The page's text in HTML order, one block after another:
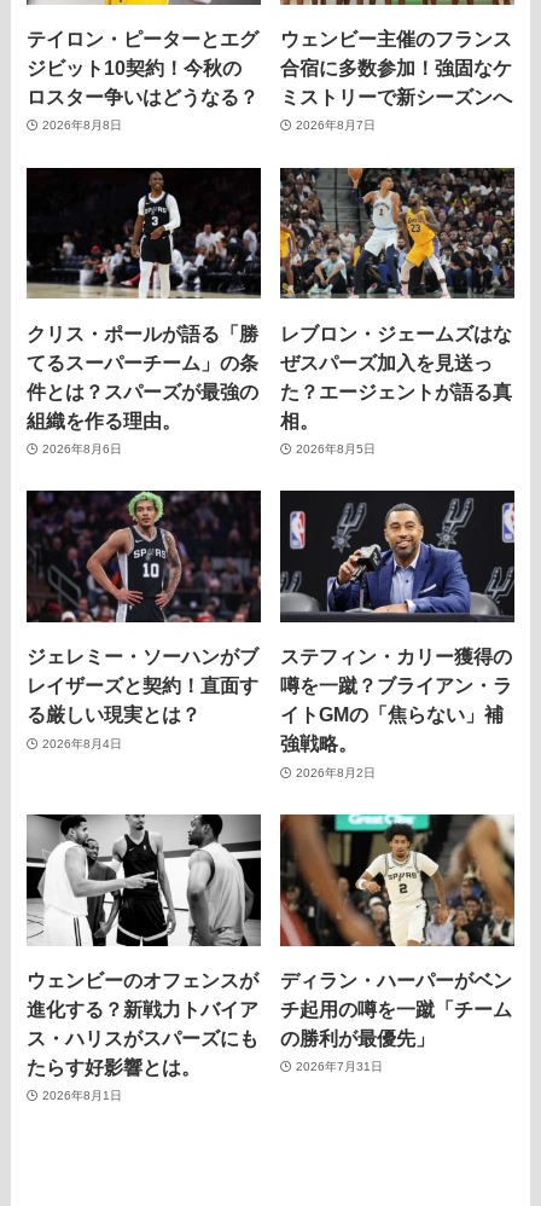
テイロン・ピーターとエグ
ジビット10契約！今秋の
ロスター争いはどうなる？
2026年8月8日
ウェンビー主催のフランス
合宿に多数参加！強固なケ
ミストリーで新シーズンへ
2026年8月7日
クリス・ポールが語る「勝
てるスーパーチーム」の条
件とは？スパーズが最強の
組織を作る理由。
2026年8月6日
レブロン・ジェームズはな
ぜスパーズ加入を見送っ
た？エージェントが語る真
相。
2026年8月5日
ジェレミー・ソーハンがブ
レイザーズと契約！直面す
る厳しい現実とは？
2026年8月4日
ステフィン・カリー獲得の
噂を一蹴？ブライアン・ラ
イトGMの「焦らない」補
強戦略。
2026年8月2日
ウェンビーのオフェンスが
進化する？新戦力トバイア
ス・ハリスがスパーズにも
たらす好影響とは。
2026年8月1日
ディラン・ハーパーがベン
チ起用の噂を一蹴「チーム
の勝利が最優先」
2026年7月31日